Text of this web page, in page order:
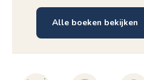
Alle boeken bekijken